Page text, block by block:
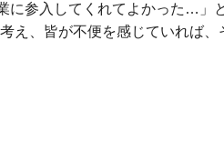
に参入してくれてよかった…
え、皆が不便を感じていれば